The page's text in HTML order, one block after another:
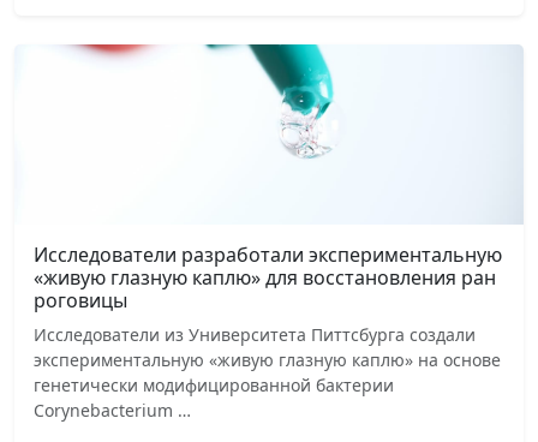
Исследователи разработали экспериментальную
«живую глазную каплю» для восстановления ран
роговицы
Исследователи из Университета Питтсбурга создали
экспериментальную «живую глазную каплю» на основе
генетически модифицированной бактерии
Corynebacterium …